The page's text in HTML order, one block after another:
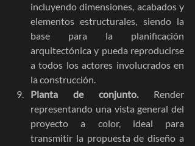
incluyendo dimensiones, acabados y
elementos estructurales, siendo la
base para la planificación
arquitectónica y pueda reproducirse
a todos los actores involucrados en
la construcción.
Planta de conjunto. Render
representando una vista general del
proyecto a color, ideal para
transmitir la propuesta de diseño a